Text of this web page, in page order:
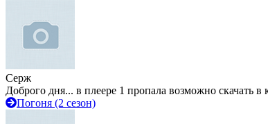
Серж
Доброго дня... в плеере 1 пропала возможно скачать в
Погоня (2 сезон)